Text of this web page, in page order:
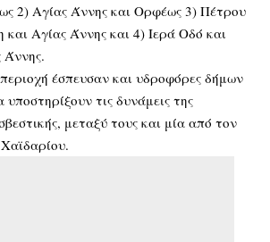
2) Αγίας Άννης και Ορφέως 3) Πέτρου
και Αγίας Άννης και 4) Ιερά Οδό και
Άννης.
έσπευσαν και υδροφόρες δήμων
υποστηρίξουν τις δυνάμεις της
μεταξύ τους και μία από τον